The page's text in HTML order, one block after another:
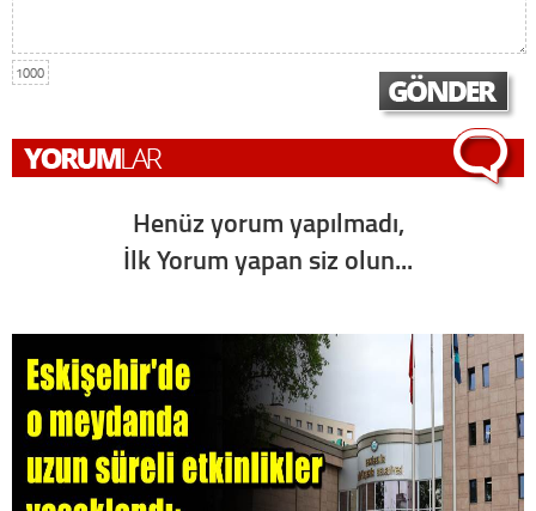
1000
Henüz yorum yapılmadı,
İlk Yorum yapan siz olun...